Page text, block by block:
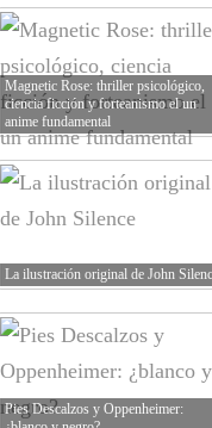
Magnetic Rose: thriller psicológico,
ciencia ficción y forteanismo el un
anime fundamental
La ilustración original de John
Pies Descalzos y Oppenheimer: